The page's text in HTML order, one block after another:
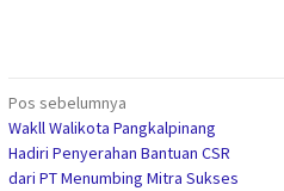
Navigasi
pos
Pos sebelumnya
Wakll Walikota Pangkalpinang
Hadiri Penyerahan Bantuan CSR
dari PT Menumbing Mitra Sukses